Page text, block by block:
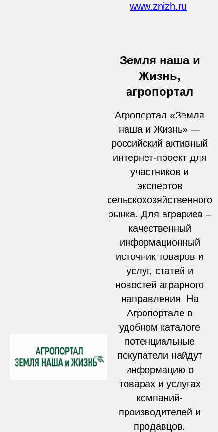
www.znizh.ru
Земля наша и
Жизнь,
агропортал
Агропортал «Земля
наша и Жизнь» —
российский активный
интернет-проект для
участников и
экспертов
сельскохозяйственного
рынка. Для аграриев –
качественный
информационный
источник товаров и
услуг, статей и
новостей аграрного
направления. На
Агропортале в
удобном каталоге
потенциальные
покупатели найдут
информацию о
товарах и услугах
компаний-
производителей и
продавцов.